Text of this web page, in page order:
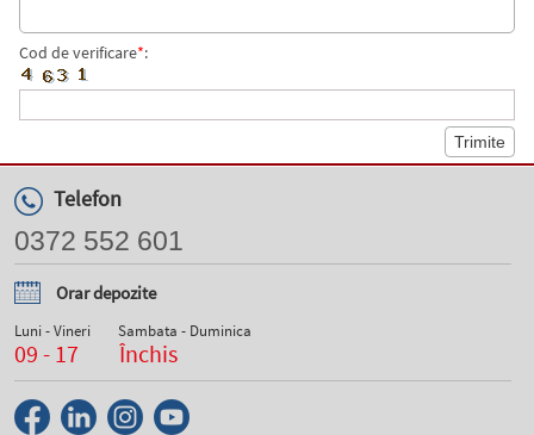
Cod de verificare*:
Telefon
0372 552 601
Orar depozite
Luni - Vineri
09 - 17
Sambata - Duminica
Închis